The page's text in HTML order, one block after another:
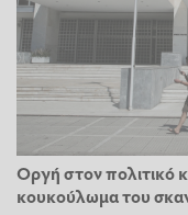
Οργή στον πολιτικό
κουκούλωμα του